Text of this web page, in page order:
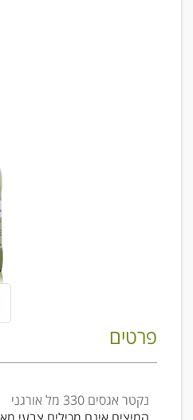
פרטים
נקטר אגסים 330 מל אורגני